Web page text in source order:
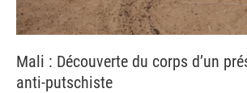
Mali : Découverte du corps d’un
anti-putschiste